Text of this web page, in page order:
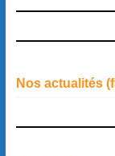
Nos actualités